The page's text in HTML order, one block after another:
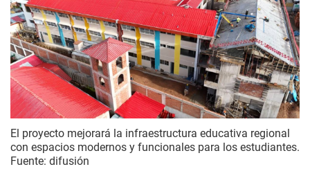
El proyecto mejorará la infraestructura educativa regional
con espacios modernos y funcionales para los estudiantes.
Fuente: difusión